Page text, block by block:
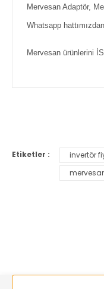
Mervesan Adaptör,
Whatsapp
Mervesan ürünlerini
Ürün resmi
Ürün
Etiketler : invertör